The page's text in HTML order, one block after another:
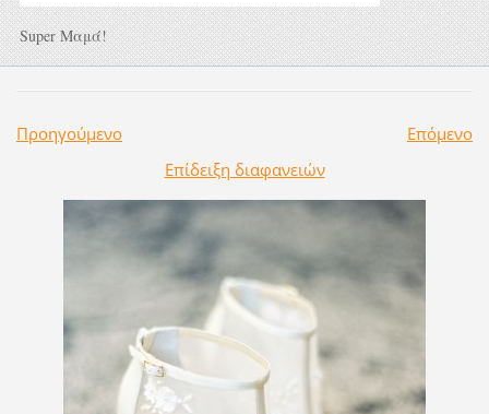
Super Μαμά!
Προηγούμενο
Επόμενο
Επίδειξη διαφανειών